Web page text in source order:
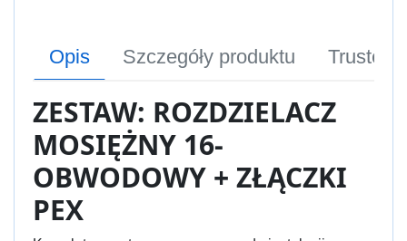
Opis Szczegóły produktu Trusted
ZESTAW: ROZDZIELACZ
MOSIĘŻNY 16-
OBWODOWY + ZŁĄCZKI
PEX